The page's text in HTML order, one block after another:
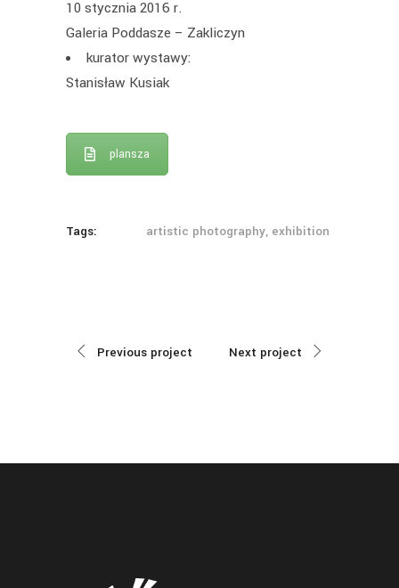
10 stycznia 2016 r.
Galeria Poddasze – Zakliczyn
kurator wystawy:
Stanisław Kusiak
plansza
Tags: artistic photography, exhibition
Previous project Next project